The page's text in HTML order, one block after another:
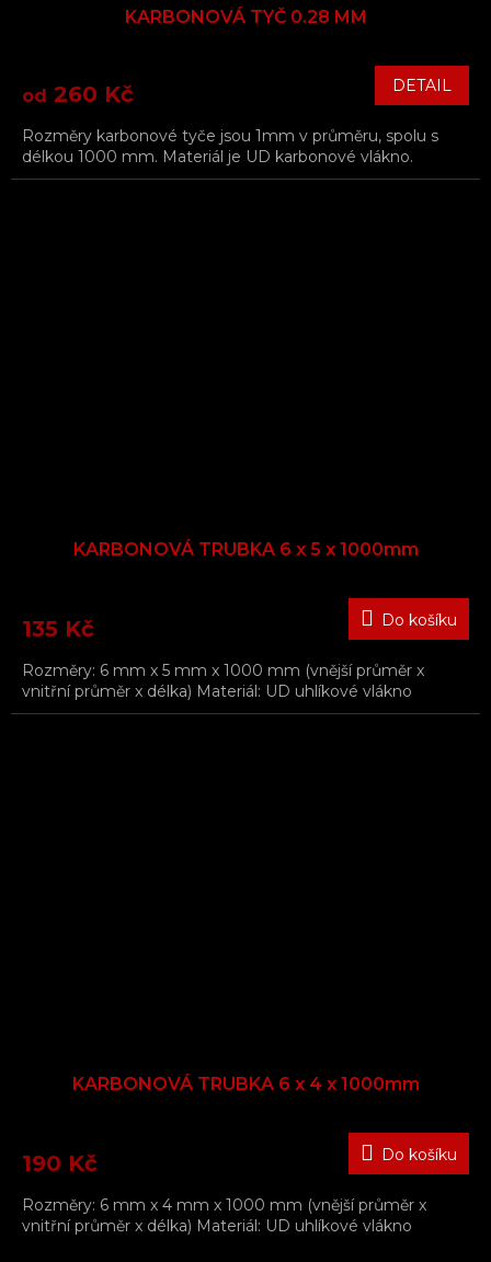
KARBONOVÁ TYČ 0.28 MM
od 260 Kč DETAIL
Rozměry karbonové tyče jsou 1mm v průměru, spolu s
délkou 1000 mm. Materiál je UD karbonové vlákno.
KARBONOVÁ TRUBKA 6 x 5 x 1000mm
135 Kč Do košíku
Rozměry: 6 mm x 5 mm x 1000 mm (vnější průměr x
vnitřní průměr x délka) Materiál: UD uhlíkové vlákno
KARBONOVÁ TRUBKA 6 x 4 x 1000mm
190 Kč Do košíku
Rozměry: 6 mm x 4 mm x 1000 mm (vnější průměr x
vnitřní průměr x délka) Materiál: UD uhlíkové vlákno